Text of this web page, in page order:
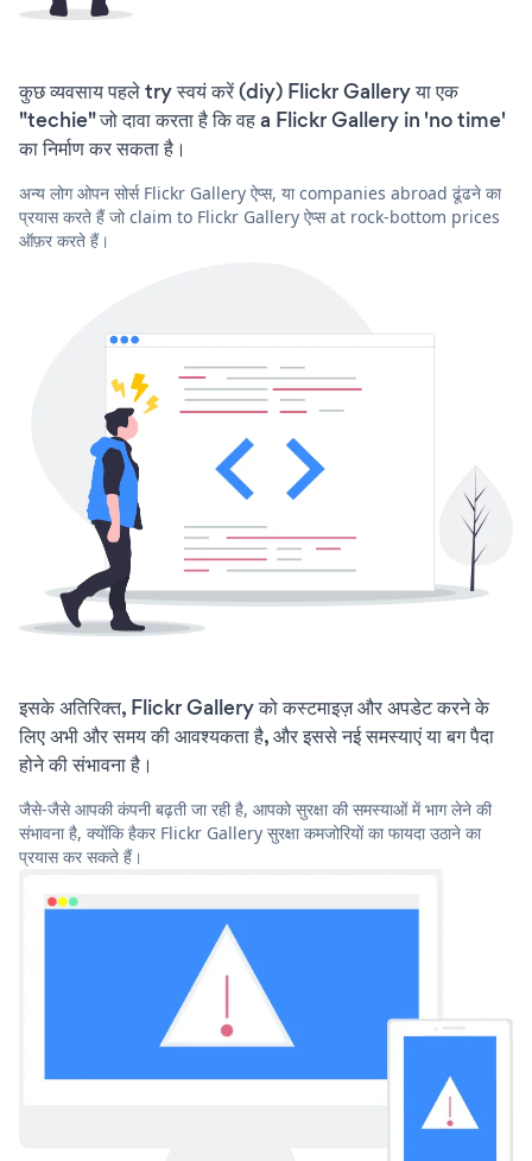
कुछ व्यवसाय पहले try स्वयं करें (diy) Flickr Gallery या एक
"techie" जो दावा करता है कि वह a Flickr Gallery in 'no time'
का निर्माण कर सकता है।
अन्य लोग ओपन सोर्स Flickr Gallery ऐप्स, या companies abroad ढूंढने का
प्रयास करते हैं जो claim to Flickr Gallery ऐप्स at rock-bottom prices
ऑफ़र करते हैं।
इसके अतिरिक्त, Flickr Gallery को कस्टमाइज़ और अपडेट करने के
लिए अभी और समय की आवश्यकता है, और इससे नई समस्याएं या बग पैदा
होने की संभावना है।
जैसे-जैसे आपकी कंपनी बढ़ती जा रही है, आपको सुरक्षा की समस्याओं में भाग लेने की
संभावना है, क्योंकि हैकर Flickr Gallery सुरक्षा कमजोरियों का फायदा उठाने का
प्रयास कर सकते हैं।